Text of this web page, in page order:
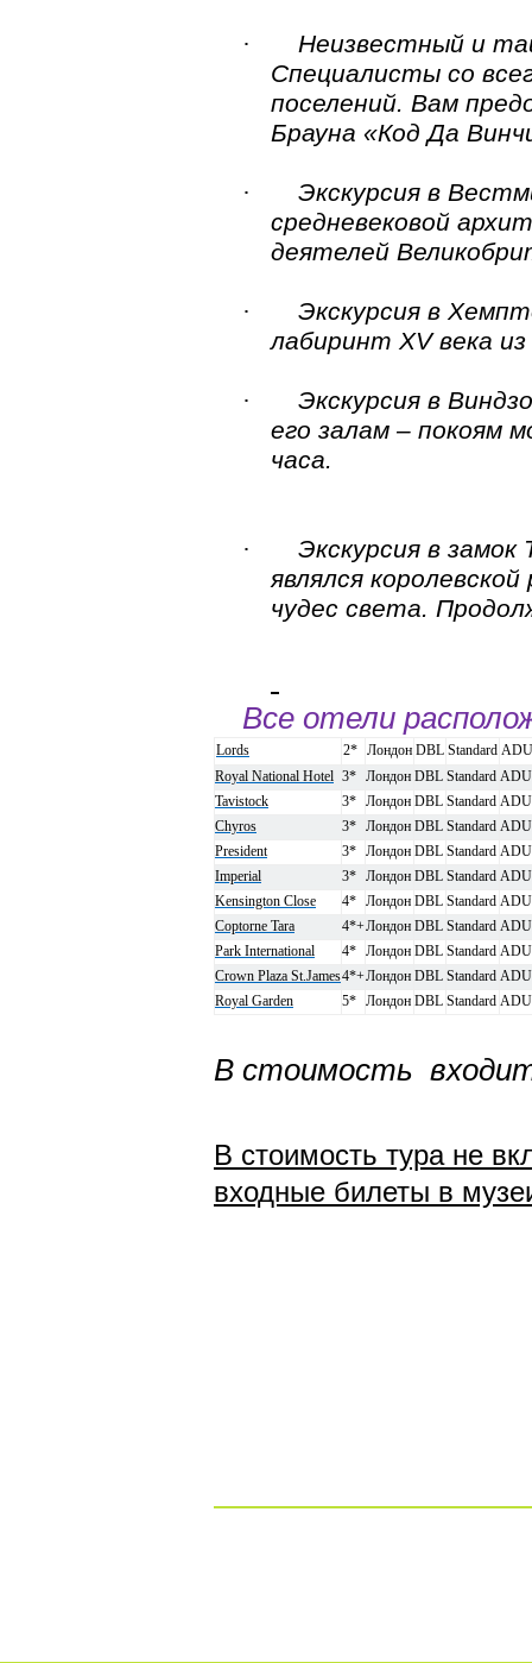
·
Неизвестный и
Специалисты со
поселений. Вам
Брауна «Код Да
·
Экскурсия в
средневековой
деятелей
·
Экскурсия в
лабиринт XV века
·
Экскурсия в
его залам – покоям
часа.
·
Экскурсия в
являлся
чудес света.
Все отели
Lords 2* Лондон DBL Standard
Royal National Hotel 3* Лондон DBL Standard
Tavistock
3* Лондон DBL Standard
Chyros
3* Лондон DBL Standard
President
3* Лондон DBL Standard
Imperial
3* Лондон DBL Standard
Kensington Close
4* Лондон DBL Standard
Coptorne Tara
4*+Лондон DBL Standard
Park International
4* Лондон DBL Standard
Crown Plaza St.James4*+Лондон DBL Standard
Royal Garden
5* Лондон DBL Standard
В стоимость
В стоимость тура не
входные билеты в